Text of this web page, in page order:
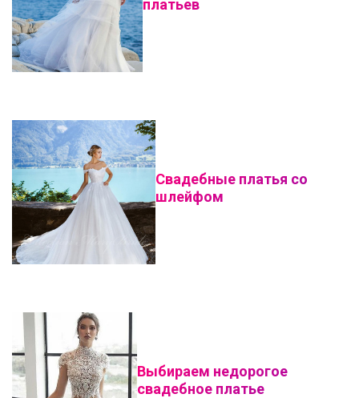
платьев
Свадебные платья со
шлейфом
Выбираем недорогое
свадебное платье